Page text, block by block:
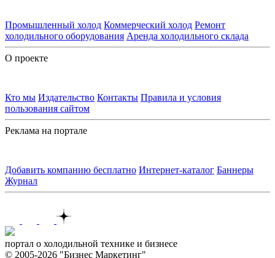
Промышленный холод Коммерческий холод Ремонт
холодильного оборудования Аренда холодильного склада
О проекте
Кто мы Издательство Контакты Правила и условия
пользования сайтом
Реклама на портале
Добавить компанию бесплатно Интернет-каталог Баннеры
Журнал
портал о холодильной технике и бизнесе
© 2005-2026 "Бизнес Маркетинг"